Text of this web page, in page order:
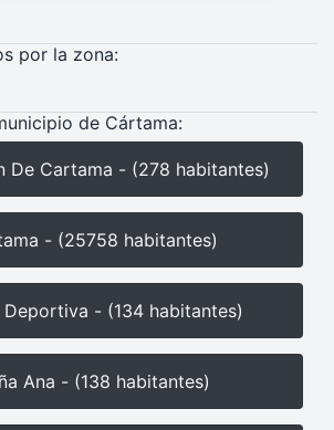
por la zona:
de Cártama:
De Cartama - (278 habitantes)
- (25758 habitantes)
Deportiva - (134 habitantes)
Ana - (138 habitantes)